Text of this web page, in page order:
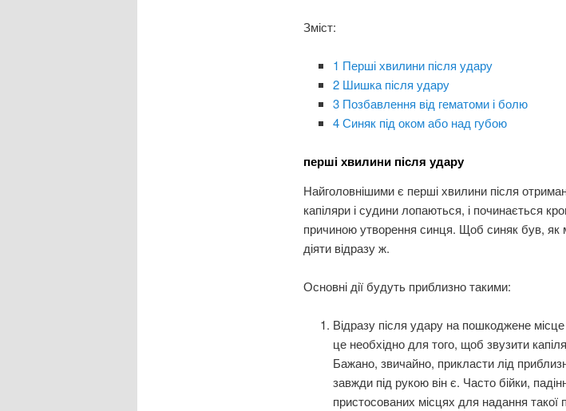
Зміст:
1 Перші хвилини після удару
2 Шишка після удару
3 Позбавлення від гематоми і болю
4Синяк під оком або над губою
перші хвилини після удару
Найголовнішими є перші хвилини після
капіляри і судини лопаються, і починається
причиною утворення синця. Щоб синяк був,
діяти відразу ж.
Основні дії будуть приблизно такими:
Відразу після удару на пошкоджене
це необхідно для того, щоб звузити
Бажано, звичайно, прикласти лід
завжди під рукою він є. Часто бійки,
пристосованих місцях для надання